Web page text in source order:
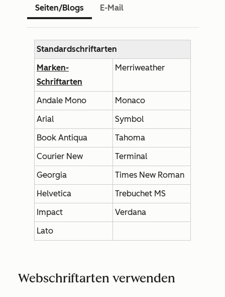
Seiten/Blogs E-Mail
Standardschriftarten
Marken-
Schriftarten
Merriweather
Andale Mono
Monaco
Arial
Symbol
Book Antiqua
Tahoma
Courier New
Terminal
Georgia
Times New Roman
Helvetica
Trebuchet MS
Impact
Verdana
Lato
Webschriftarten verwenden